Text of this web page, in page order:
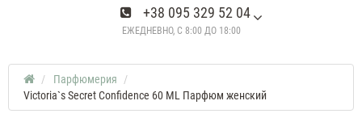
+38 095 329 52 04
ЕЖЕДНЕВНО, С 8:00 ДО 18:00
Парфюмерия
Victoria`s Secret Confidence 60 ML Парфюм женский